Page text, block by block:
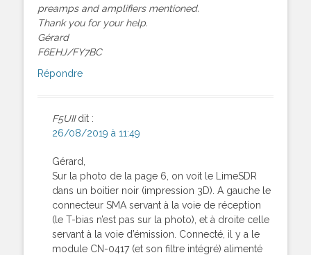
preamps and amplifiers mentioned.
Thank you for your help.
Gérard
F6EHJ/FY7BC
Répondre
F5UII dit :
26/08/2019 à 11:49
Gérard,
Sur la photo de la page 6, on voit le LimeSDR
dans un boitier noir (impression 3D). A gauche le
connecteur SMA servant à la voie de réception
(le T-bias n’est pas sur la photo), et à droite celle
servant à la voie d’émission. Connecté, il y a le
module CN-0417 (et son filtre intégré) alimenté